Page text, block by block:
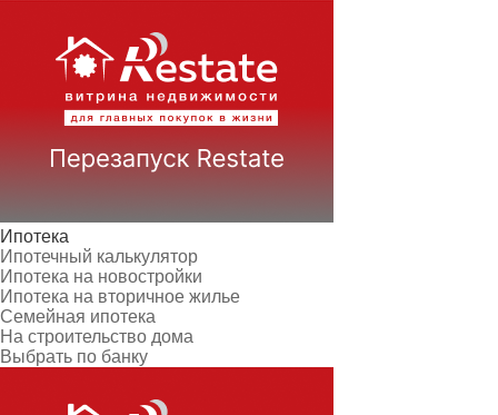
Ипотека
Ипотечный калькулятор
Ипотека на новостройки
Ипотека на вторичное жилье
Семейная ипотека
На строительство дома
Выбрать по банку